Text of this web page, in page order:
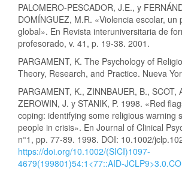
PALOMERO-PESCADOR, J.E., y
DOMÍNGUEZ, M.R. «Violencia escolar, un
global». En Revista interuniversitaria de
profesorado, v. 41, p. 19-38. 2001.
PARGAMENT, K. The Psychology of
Theory, Research, and Practice. Nueva
PARGAMENT, K., ZINNBAUER, B., SCOT,
ZEROWIN, J. y STANIK, P. 1998. «Red
coping: identifying some religious warning
people in crisis». En Journal of Clinical
n°1, pp. 77-89. 1998. DOI: 10.1002/
https://doi.org/10.1002/(SICI)1097-
4679(199801)54:1<77::AID-